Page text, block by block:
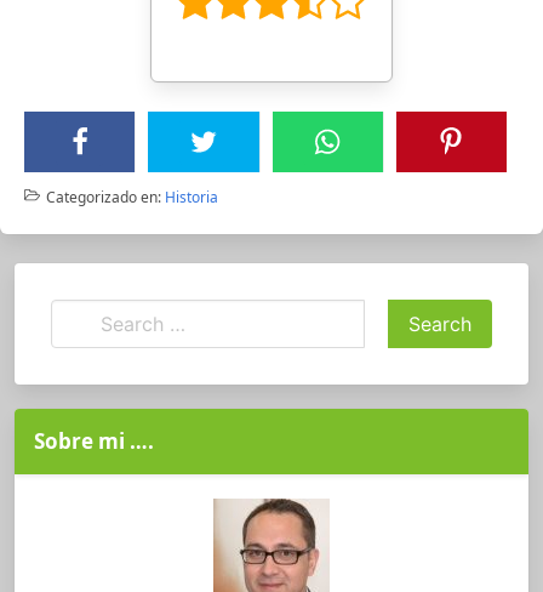
Categorizado en: Historia
Sobre mi ….